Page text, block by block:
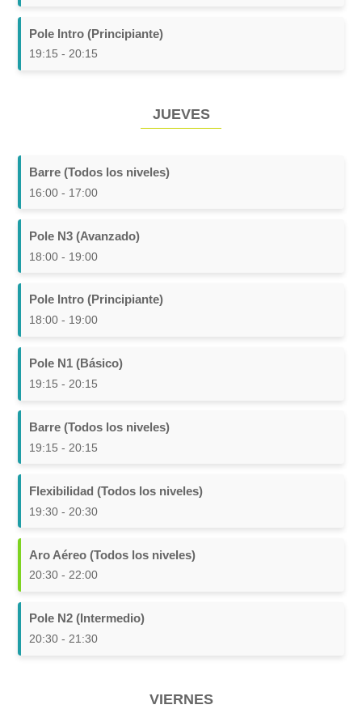
Pole Intro (Principiante)
19:15 - 20:15
JUEVES
Barre (Todos los niveles)
16:00 - 17:00
Pole N3 (Avanzado)
18:00 - 19:00
Pole Intro (Principiante)
18:00 - 19:00
Pole N1 (Básico)
19:15 - 20:15
Barre (Todos los niveles)
19:15 - 20:15
Flexibilidad (Todos los niveles)
19:30 - 20:30
Aro Aéreo (Todos los niveles)
20:30 - 22:00
Pole N2 (Intermedio)
20:30 - 21:30
VIERNES